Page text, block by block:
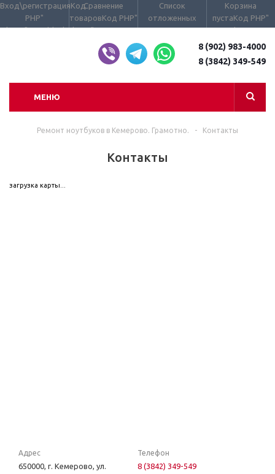
Корзина
пустаКод PHP"
data-
small clicked
Список
отложенных
товаров пустКод
PHP" data-
type="DelDelCanBuy"
class="wish_count
Сравнение
товаровКод PHP"
class="compare_count
small">
Код PHP "
class="wraps_icon_block
Вход\регистрацияКод
PHP"
class="user_block
8 (902) 983-4000
8 (3842) 349-549
МЕНЮ
Ремонт ноутбуков в Кемерово. Грамотно. - Контакты
Контакты
загрузка карты...
Адрес
650000, г. Кемерово, ул.
Телефон
8 (3842) 349-549